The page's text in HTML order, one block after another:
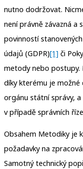
nutno dodržovat.
není právně závazná a
povinností
údajů (GDPR)[1] či
metody nebo postupy.
díky kterému je
orgánu státní správy,
v případě správních
Obsahem Metodiky je
požadavky na
Samotný technický